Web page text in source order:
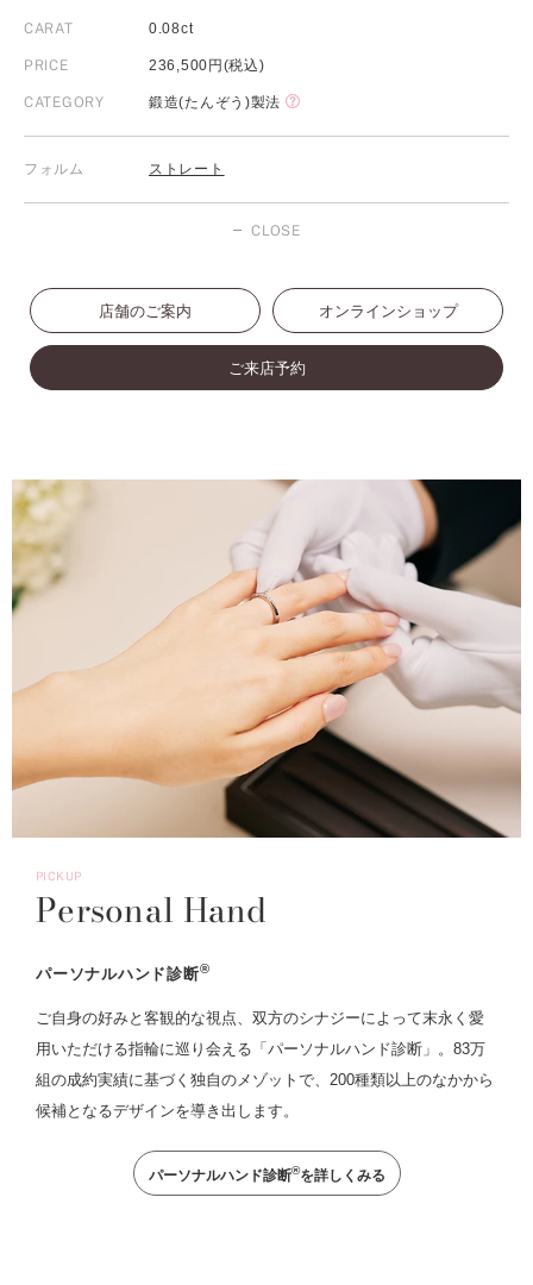
CARAT 0.08ct
PRICE 236,500円(税込)
CATEGORY 鍛造(たんぞう)製法
フォルム ストレート
CLOSE
店舗のご案内 オンラインショップ
ご来店予約
PICKUP
Personal Hand
パーソナルハンド診断®
ご自身の好みと客観的な視点、双方のシナジーによって末永く愛
用いただける指輪に巡り会える「パーソナルハンド診断」。83万
組の成約実績に基づく独自のメゾットで、200種類以上のなかから
候補となるデザインを導き出します。
パーソナルハンド診断®を詳しくみる